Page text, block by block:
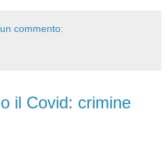
commento:
il Covid: crimine